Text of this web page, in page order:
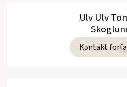
Ulv Ulv
Kontakt